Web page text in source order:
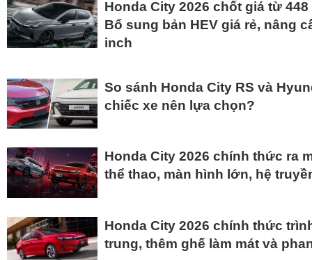
Honda City 2026 chốt giá từ
Bổ sung bản HEV giá rẻ, nâng
inch
So sánh Honda City RS và
chiếc xe nên lựa chọn?
Honda City 2026 chính thức ra
thể thao, màn hình lớn, hệ
Honda City 2026 chính thức
trung, thêm ghế làm mát và